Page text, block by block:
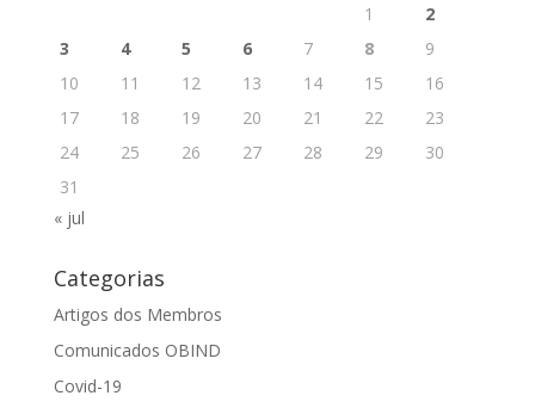
1
2
3
4 5 6 7 8
9
10
11 12 13 14 15
16
17
18 19 20 21 22
23
24
25 26 27 28 29
30
31
« jul
Categorias
Artigos dos Membros
Comunicados OBIND
Covid-19